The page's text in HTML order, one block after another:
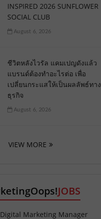
INSPIRED 2026 SUNFLOWER
SOCIAL CLUB
August 6, 2026
ชีวิตหลังไวรัล แคมเปญดังแล้ว
แบรนด์ต้องทำอะไรต่อ เพื่อ
เปลี่ยนกระแสให้เป็นผลลัพธ์ทาง
ธุรกิจ
August 6, 2026
VIEW MORE
JOBS
Digital Marketing Manager